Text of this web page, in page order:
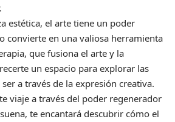
estética, el arte tiene un poder
convierte en una valiosa herramienta
que fusiona el arte y la
un espacio para explorar las
a través de la expresión creativa.
viaje a través del poder regenerador
te encantará descubrir cómo el